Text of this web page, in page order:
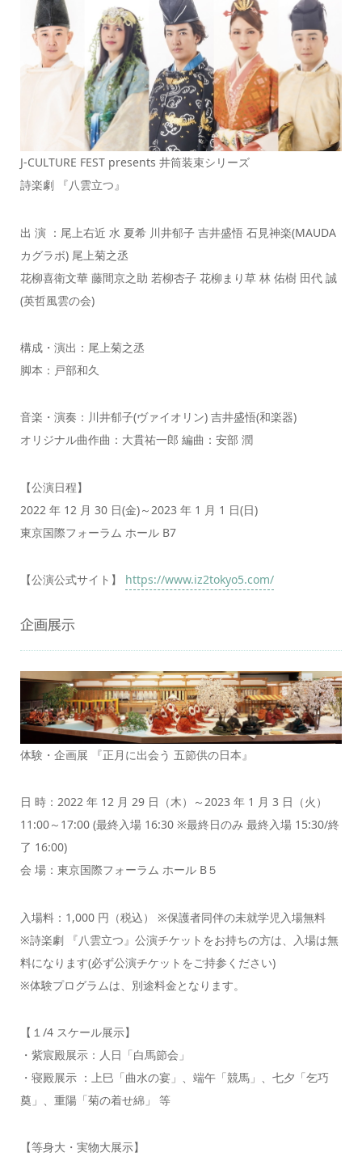
J-CULTURE FEST presents 井筒装束シリーズ
詩楽劇 『八雲立つ』
出 演 ：尾上右近 水 夏希 川井郁子 吉井盛悟 石見神楽(MAUDA
カグラボ) 尾上菊之丞
花柳喜衛文華 藤間京之助 若柳杏子 花柳まり草 林 佑樹 田代 誠
(英哲風雲の会)
構成・演出：尾上菊之丞
脚本：戸部和久
音楽・演奏：川井郁子(ヴァイオリン) 吉井盛悟(和楽器)
オリジナル曲作曲：大貫祐一郎 編曲：安部 潤
【公演日程】
2022 年 12 月 30 日(金)～2023 年 1 月 1 日(日)
東京国際フォーラム ホール B7
【公演公式サイト】 https://www.iz2tokyo5.com/
企画展示
体験・企画展 『正月に出会う 五節供の日本』
日 時：2022 年 12 月 29 日（木）～2023 年 1 月 3 日（火）
11:00～17:00 (最終入場 16:30 ※最終日のみ 最終入場 15:30/終
了 16:00)
会 場：東京国際フォーラム ホール B５
入場料：1,000 円（税込） ※保護者同伴の未就学児入場無料
※詩楽劇 『八雲立つ』公演チケットをお持ちの方は、入場は無
料になります(必ず公演チケットをご持参ください)
※体験プログラムは、別途料金となります。
【１/4 スケール展示】
・紫宸殿展示：人日「白馬節会」
・寝殿展示 ：上巳「曲水の宴」、端午「競馬」、七夕「乞巧
奠」、重陽「菊の着せ綿」 等
【等身大・実物大展示】